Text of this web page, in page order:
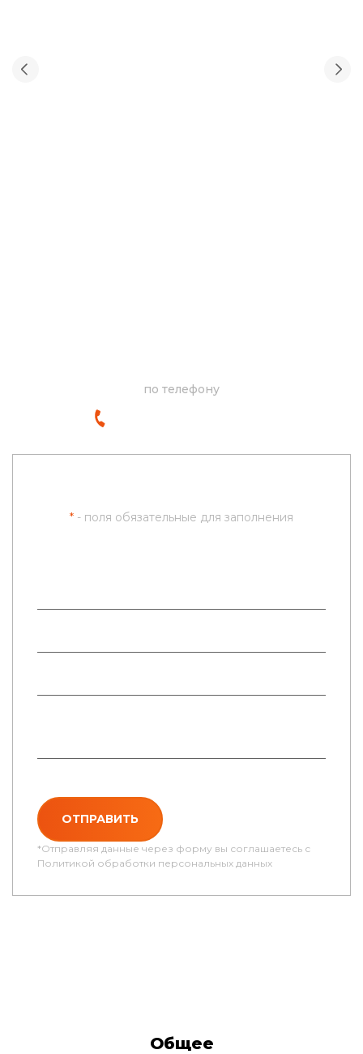
по телефону
* - поля обязательные для заполнения
ОТПРАВИТЬ
*Отправляя данные через форму вы соглашаетесь с
Политикой обработки персональных данных
Общее